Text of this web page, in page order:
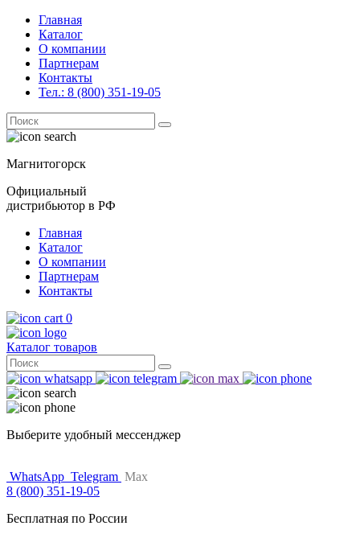
Главная
Каталог
О компании
Партнерам
Контакты
Тел.: 8 (800) 351-19-05
Поиск
for:
Магнитогорск
Официальный
дистрибьютор в РФ
Главная
Каталог
О компании
Партнерам
Контакты
0
Каталог товаров
Поиск
for:
Выберите удобный мессенджер
WhatsApp Telegram Max
8 (800) 351-19-05
Бесплатная по России